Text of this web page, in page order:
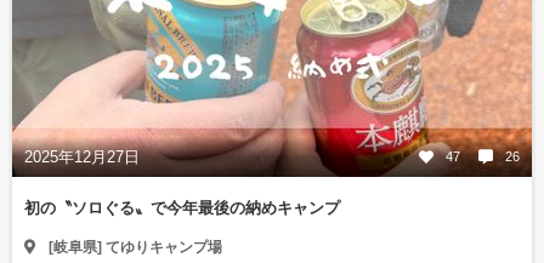
2025年12月27日 47 26
初の〝ソロぐる〟で今年最後の納めキャンプ
[岐阜県] てゆりキャンプ場